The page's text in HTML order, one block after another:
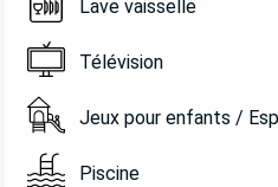
Lave vaisselle
Télévision
Jeux pour enfants /
Piscine